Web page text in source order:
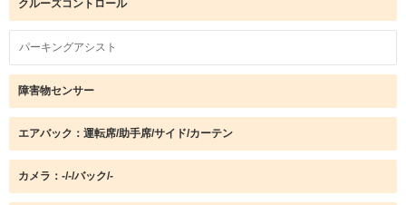
クルーズコントロール
パーキングアシスト
障害物センサー
エアバック：運転席/助手席/サイド/カーテン
カメラ：-/-/バック/-